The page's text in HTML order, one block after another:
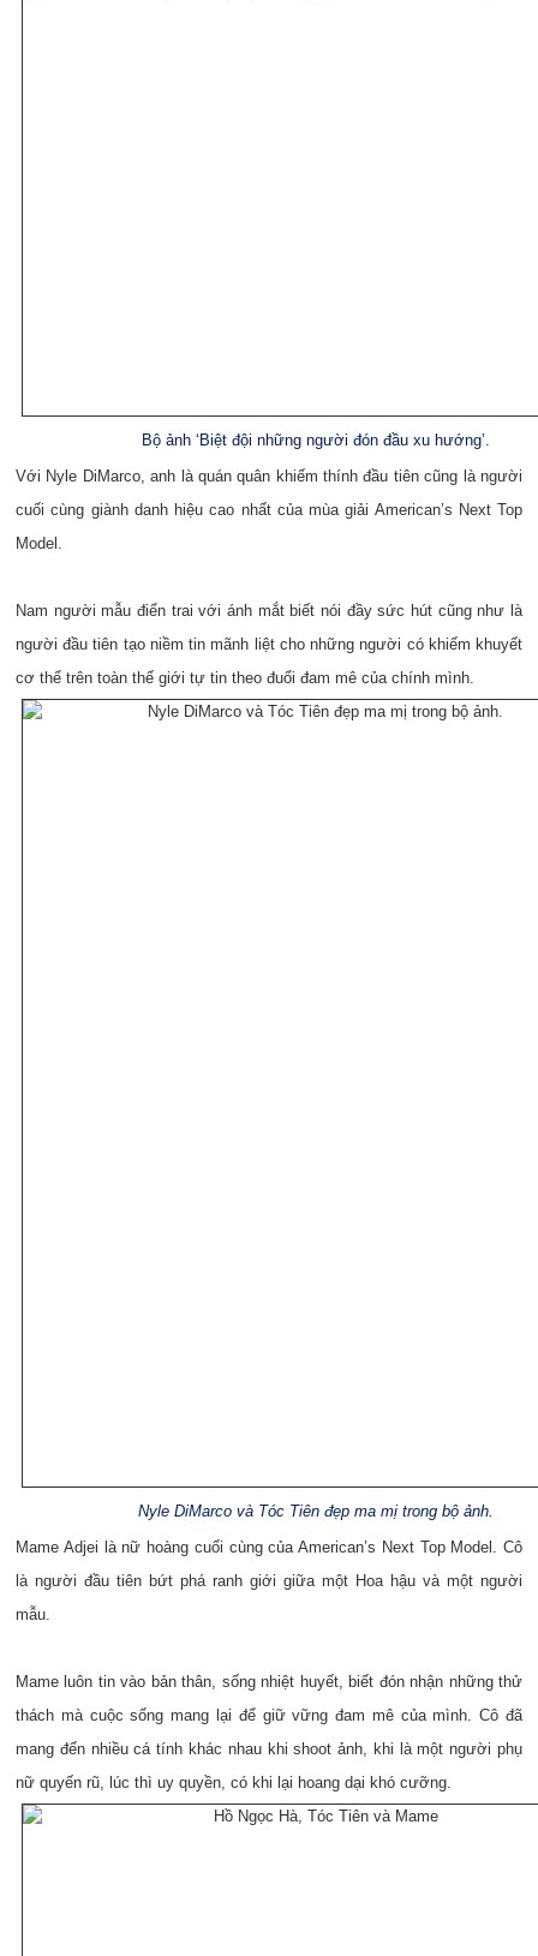
Bộ ảnh ‘Biệt đội những người đón đầu xu hướng’.
Với Nyle DiMarco, anh là quán quân khiếm thính đầu tiên cũng là người
cuối cùng giành danh hiệu cao nhất của mùa giải American’s Next Top
Model.
Nam người mẫu điển trai với ánh mắt biết nói đầy sức hút cũng như là
người đầu tiên tạo niềm tin mãnh liệt cho những người có khiếm khuyết
cơ thể trên toàn thế giới tự tin theo đuổi đam mê của chính mình.
Nyle DiMarco và Tóc Tiên đẹp ma mị trong bộ ảnh.
Mame Adjei là nữ hoàng cuối cùng của American’s Next Top Model. Cô
là người đầu tiên bứt phá ranh giới giữa một Hoa hậu và một người
mẫu.
Mame luôn tin vào bản thân, sống nhiệt huyết, biết đón nhận những thử
thách mà cuộc sống mang lại để giữ vững đam mê của mình. Cô đã
mang đến nhiều cá tính khác nhau khi shoot ảnh, khi là một người phụ
nữ quyến rũ, lúc thì uy quyền, có khi lại hoang dại khó cưỡng.